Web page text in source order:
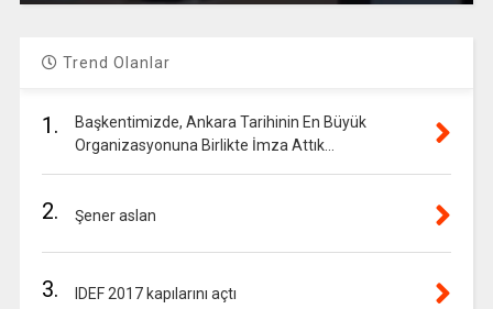
Trend Olanlar
1.
Başkentimizde, Ankara Tarihinin En Büyük
Organizasyonuna Birlikte İmza Attık…
2. Şener aslan
3. IDEF 2017 kapılarını açtı